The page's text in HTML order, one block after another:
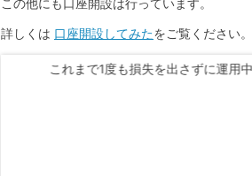
この他にも口座開設は行っています。
詳しくは 口座開設してみたをご覧ください。
これまで1度も損失を出さずに運用中です。